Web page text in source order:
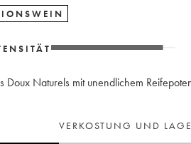
Doux Naturels mit unendlichem
VERKOSTUNG UND